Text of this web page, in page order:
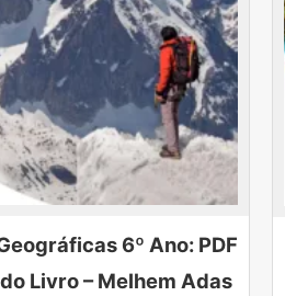
6º Ano: PDF
Livro – Melhem Adas